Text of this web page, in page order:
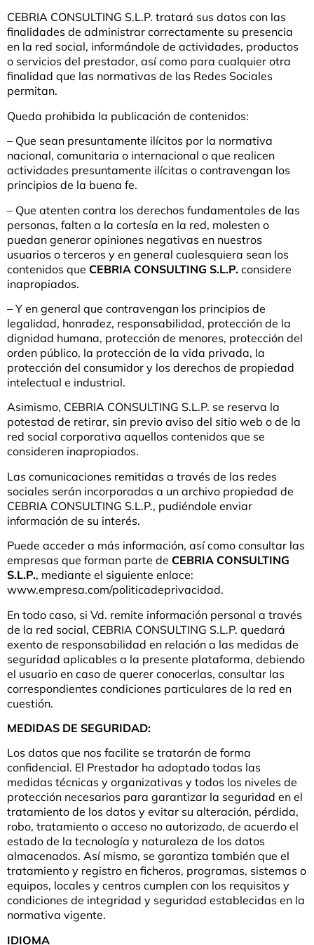
CEBRIA CONSULTING S.L.P. tratará sus datos con las
finalidades de administrar correctamente su presencia
en la red social, informándole de actividades, productos
o servicios del prestador, así como para cualquier otra
finalidad que las normativas de las Redes Sociales
permitan.
Queda prohibida la publicación de contenidos:
– Que sean presuntamente ilícitos por la normativa
nacional, comunitaria o internacional o que realicen
actividades presuntamente ilícitas o contravengan los
principios de la buena fe.
– Que atenten contra los derechos fundamentales de las
personas, falten a la cortesía en la red, molesten o
puedan generar opiniones negativas en nuestros
usuarios o terceros y en general cualesquiera sean los
contenidos que CEBRIA CONSULTING S.L.P. considere
inapropiados.
– Y en general que contravengan los principios de
legalidad, honradez, responsabilidad, protección de la
dignidad humana, protección de menores, protección del
orden público, la protección de la vida privada, la
protección del consumidor y los derechos de propiedad
intelectual e industrial.
Asimismo, CEBRIA CONSULTING S.L.P. se reserva la
potestad de retirar, sin previo aviso del sitio web o de la
red social corporativa aquellos contenidos que se
consideren inapropiados.
Las comunicaciones remitidas a través de las redes
sociales serán incorporadas a un archivo propiedad de
CEBRIA CONSULTING S.L.P., pudiéndole enviar
información de su interés.
Puede acceder a más información, así como consultar las
empresas que forman parte de CEBRIA CONSULTING
S.L.P., mediante el siguiente enlace:
www.empresa.com/politicadeprivacidad.
En todo caso, si Vd. remite información personal a través
de la red social, CEBRIA CONSULTING S.L.P. quedará
exento de responsabilidad en relación a las medidas de
seguridad aplicables a la presente plataforma, debiendo
el usuario en caso de querer conocerlas, consultar las
correspondientes condiciones particulares de la red en
cuestión.
MEDIDAS DE SEGURIDAD:
Los datos que nos facilite se tratarán de forma
confidencial. El Prestador ha adoptado todas las
medidas técnicas y organizativas y todos los niveles de
protección necesarios para garantizar la seguridad en el
tratamiento de los datos y evitar su alteración, pérdida,
robo, tratamiento o acceso no autorizado, de acuerdo el
estado de la tecnología y naturaleza de los datos
almacenados. Así mismo, se garantiza también que el
tratamiento y registro en ficheros, programas, sistemas o
equipos, locales y centros cumplen con los requisitos y
condiciones de integridad y seguridad establecidas en la
normativa vigente.
IDIOMA